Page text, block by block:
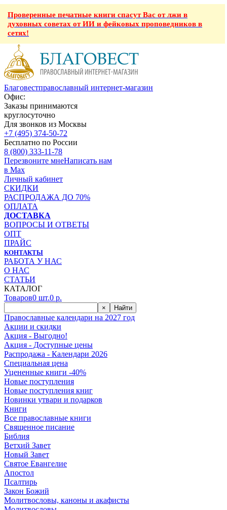
Проверенные печатные книги спасут Вас от лжи в
духовных советах от ИИ и фейковых проповедников в
сетях!
Благовестправославный интернет-магазин
Офис:
Заказы принимаются
круглосуточно
Для звонков из Москвы
+7 (495) 374-50-72
Бесплатно по России
8 (800) 333-11-78
Перезвоните мнеНаписать нам
в Max
Личный кабинет
СКИДКИ
РАСПРОДАЖА ДО 70%
ОПЛАТА
ДОСТАВКА
ВОПРОСЫ И ОТВЕТЫ
ОПТ
ПРАЙС
КОНТАКТЫ
РАБОТА У НАС
О НАС
СТАТЬИ
КАТАЛОГ
Товаров0 шт.0 р.
× Найти
Православные календари на 2027 год
Акции и скидки
Акция - Выгодно!
Акция - Доступные цены
Распродажа - Календари 2026
Специальная цена
Уцененные книги -40%
Новые поступления
Новые поступления книг
Новинки утвари и подарков
Книги
Все православные книги
Священное писание
Библия
Ветхий Завет
Новый Завет
Святое Евангелие
Апостол
Псалтирь
Закон Божий
Молитвословы, каноны и акафисты